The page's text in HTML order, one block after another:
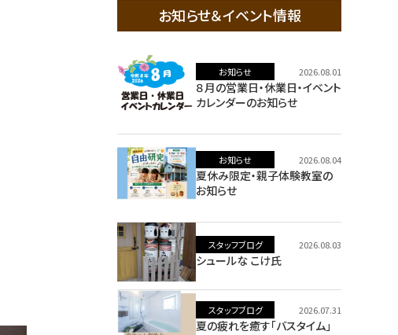
お知らせ＆イベント情報
お知らせ 2026.08.01
８月の営業日・休業日・イベント
カレンダーのお知らせ
お知らせ 2026.08.04
夏休み限定・親子体験教室の
お知らせ
スタッフブログ 2026.08.03
シュールな こけ氏
スタッフブログ 2026.07.31
夏の疲れを癒す「バスタイム」